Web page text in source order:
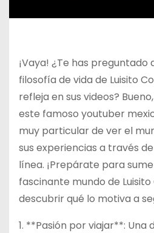
¡Vaya! ¿Te has preguntado
filosofía de vida de Luisito
refleja en sus videos?
este famoso youtuber
muy particular de ver el
sus experiencias a través
línea. ¡Prepárate para
fascinante mundo de
descubrir qué lo motiva a
1. **Pasión por viajar**: Una